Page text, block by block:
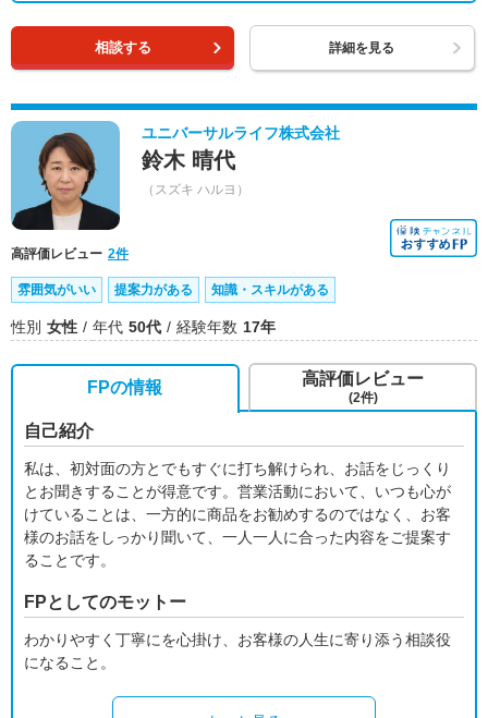
相談する 詳細を見る
ユニバーサルライフ株式会社
鈴木 晴代
（スズキ ハルヨ）
高評価レビュー 2件
雰囲気がいい 提案力がある 知識・スキルがある
性別 女性 年代 50代 経験年数 17年
FPの情報
自己紹介
私は、初対面の方とでもすぐに打ち解けられ、お話をじっくり
とお聞きすることが得意です。営業活動において、いつも心が
けていることは、一方的に商品をお勧めするのではなく、お客
様のお話をしっかり聞いて、一人一人に合った内容をご提案す
ることです。
FPとしてのモットー
わかりやすく丁寧にを心掛け、お客様の人生に寄り添う相談役
になること。
高評価レビュー
(2件)